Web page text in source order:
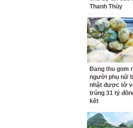
Thanh Thủy
Đang thu gom
người phụ nữ
nhặt được tờ
trúng 31 tỷ
kết